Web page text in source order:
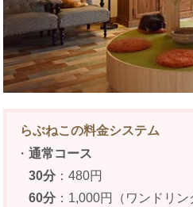
らぶねこの料金システム
・ 通常コース
30分 ：480円
60分 ：1,000円（ワンドリン